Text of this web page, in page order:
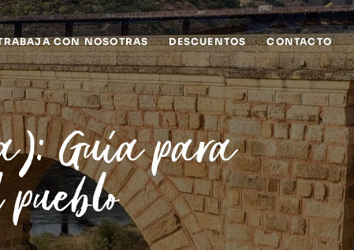
CON NOSOTRAS DESCUENTOS CONTACTO
Guía para